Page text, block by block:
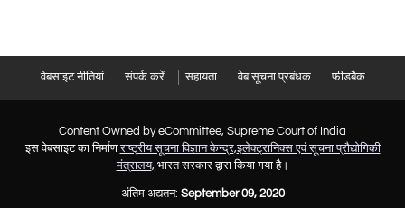
वेबसाइट नीतियां संपर्क करें सहायता वेब सूचना प्रबंधक फ़ीडबैक
Content Owned by eCommittee, Supreme Court of India
इस वेबसाइट का निर्माणराष्ट्रीय सूचना विज्ञान केन्द्र,इलेक्ट्रानिक्स एवं सूचना प्रौद्योगिकी
मंत्रालय, भारत सरकार द्वारा किया गया है।
अंतिम अद्यतन: September 09, 2020